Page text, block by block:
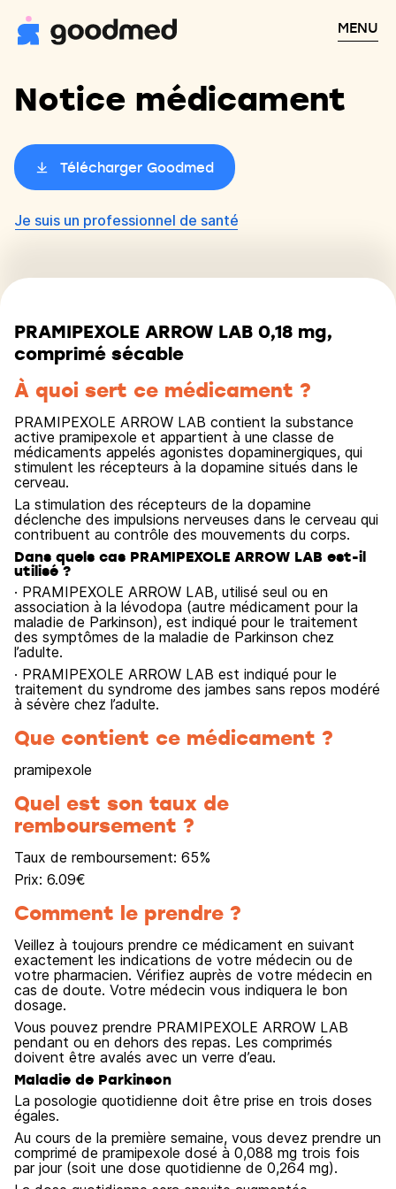
MENU
Notice médicament
Télécharger Goodmed
Je suis un professionnel de santé
PRAMIPEXOLE ARROW LAB 0,18 mg,
comprimé sécable
À quoi sert ce médicament ?
PRAMIPEXOLE ARROW LAB contient la substance
active pramipexole et appartient à une classe de
médicaments appelés agonistes dopaminergiques, qui
stimulent les récepteurs à la dopamine situés dans le
cerveau.
La stimulation des récepteurs de la dopamine
déclenche des impulsions nerveuses dans le cerveau qui
contribuent au contrôle des mouvements du corps.
Dans quels cas PRAMIPEXOLE ARROW LAB est-il
utilisé ?
· PRAMIPEXOLE ARROW LAB, utilisé seul ou en
association à la lévodopa (autre médicament pour la
maladie de Parkinson), est indiqué pour le traitement
des symptômes de la maladie de Parkinson chez
l’adulte.
· PRAMIPEXOLE ARROW LAB est indiqué pour le
traitement du syndrome des jambes sans repos modéré
à sévère chez l’adulte.
Que contient ce médicament ?
pramipexole
Quel est son taux de
remboursement ?
Taux de remboursement: 65%
Prix: 6.09€
Comment le prendre ?
Veillez à toujours prendre ce médicament en suivant
exactement les indications de votre médecin ou de
votre pharmacien. Vérifiez auprès de votre médecin en
cas de doute. Votre médecin vous indiquera le bon
dosage.
Vous pouvez prendre PRAMIPEXOLE ARROW LAB
pendant ou en dehors des repas. Les comprimés
doivent être avalés avec un verre d’eau.
Maladie de Parkinson
La posologie quotidienne doit être prise en trois doses
égales.
Au cours de la première semaine, vous devez prendre un
comprimé de pramipexole dosé à 0,088 mg trois fois
par jour (soit une dose quotidienne de 0,264 mg).